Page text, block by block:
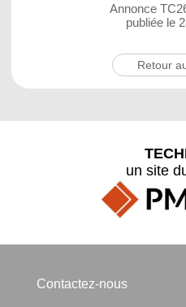
Annonce
publiée le
Retour
un site
Contactez-nous